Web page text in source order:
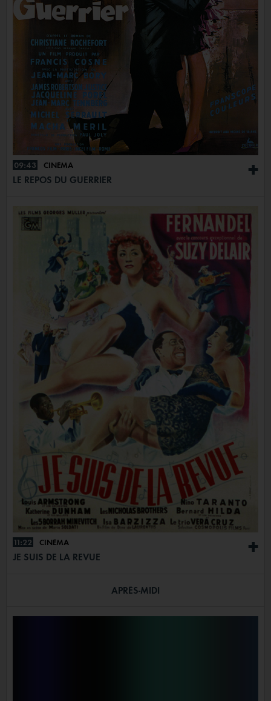
+
09:43 CINÉMA
LE REPOS DU GUERRIER
+
11:22 CINÉMA
JE SUIS DE LA REVUE
APRÈS-MIDI